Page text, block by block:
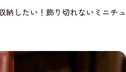
納したい！飾り切れないミニチュ